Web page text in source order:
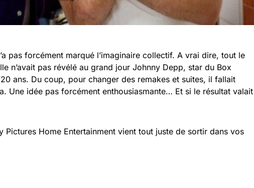
pas forcément marqué l’imaginaire collectif. A vrai dire, tout le
n’avait pas révélé au grand jour Johnny Depp, star du Box
ans. Du coup, pour changer des remakes et suites, il fallait
Une idée pas forcément enthousiasmante… Et si le résultat valait
Pictures Home Entertainment vient tout juste de sortir dans vos